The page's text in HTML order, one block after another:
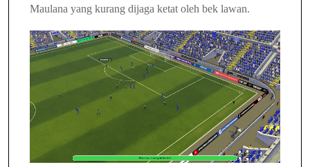
Maulana yang kurang dijaga ketat oleh bek lawan.